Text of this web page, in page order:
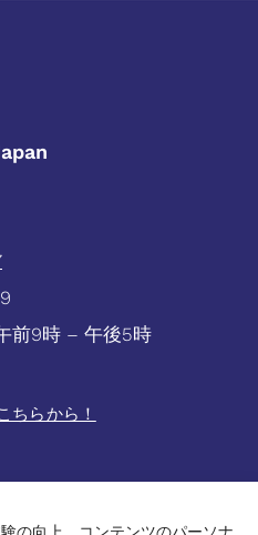
前9時 – 午後5時
ちらから！